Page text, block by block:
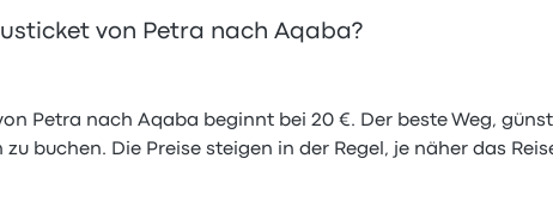
von Petra nach Aqaba?
Petra nach Aqaba beginnt bei 20 €. Der beste Weg,
zu buchen. Die Preise steigen in der Regel, je näher das